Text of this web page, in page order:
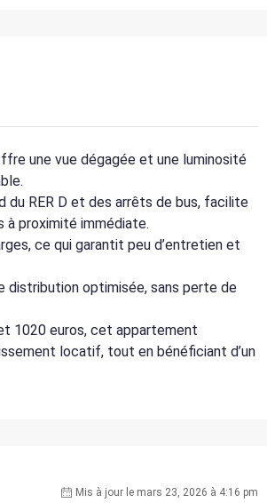
une vue dégagée et une luminosité
du RER D et des arrêts de bus, facilite
proximité immédiate.
ce qui garantit peu d’entretien et
distribution optimisée, sans perte de
1020 euros, cet appartement
locatif, tout en bénéficiant d’un
Mis à jour le mars 23, 2026 à 4:16 pm